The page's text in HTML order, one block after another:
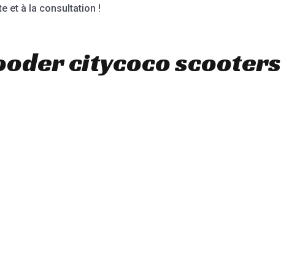
et à la consultation !
citycoco scooters